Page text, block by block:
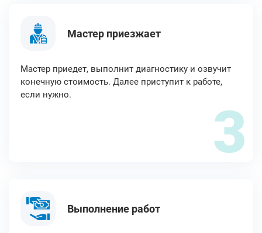
Мастер приезжает
Мастер приедет, выполнит диагностику и озвучит
конечную стоимость. Далее приступит к работе,
если нужно.
3
Выполнение работ